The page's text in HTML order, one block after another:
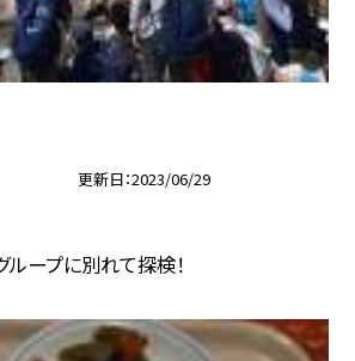
更新日 2023/06/29
ープに別れて探検！